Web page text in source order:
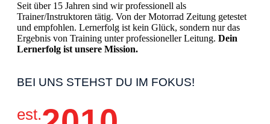
Seit über 15 Jahren sind wir professionell als
Trainer/Instruktoren tätig. Von der Motorrad Zeitung getestet
und empfohlen. Lernerfolg ist kein Glück, sondern nur das
Ergebnis von Training unter professioneller Leitung. Dein
Lernerfolg ist unsere Mission.
BEI UNS STEHST DU IM FOKUS!
est.